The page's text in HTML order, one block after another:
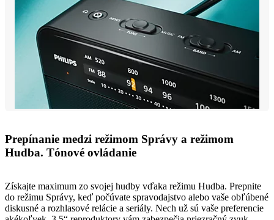
Prepínanie medzi režimom Správy a režimom
Hudba. Tónové ovládanie
Získajte maximum zo svojej hudby vďaka režimu Hudba. Prepnite
do režimu Správy, keď počúvate spravodajstvo alebo vaše obľúbené
diskusné a rozhlasové relácie a seriály. Nech už sú vaše preferencie